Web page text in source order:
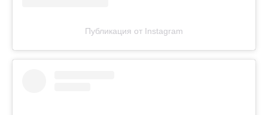
Публикация от Instagram